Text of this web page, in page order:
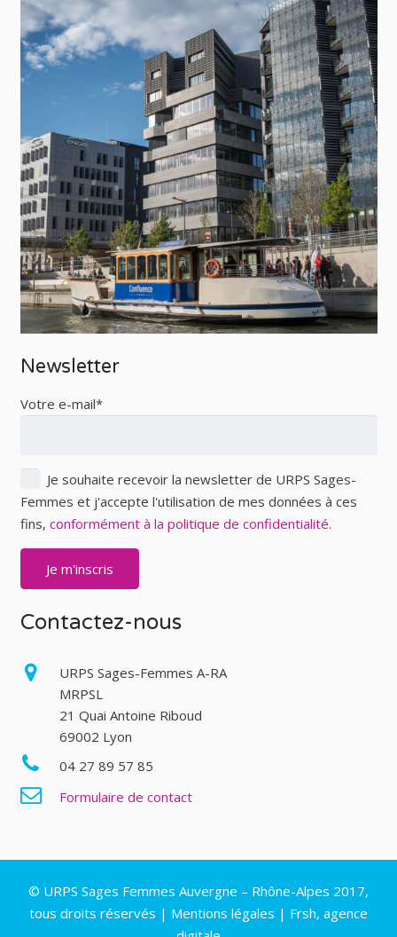
Newsletter
Votre e-mail*
Je souhaite recevoir la newsletter de URPS Sages-
Femmes et j'accepte l'utilisation de mes données à ces
fins, conformément à la politique de confidentialité.
Contactez-nous
URPS Sages-Femmes A-RA
MRPSL
21 Quai Antoine Riboud
69002 Lyon
04 27 89 57 85
Formulaire de contact
© URPS Sages Femmes Auvergne – Rhône-Alpes 2017,
tous droits réservés | Mentions légales | Frsh, agence